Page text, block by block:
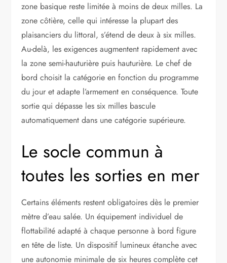
zone basique reste limitée à moins de deux milles. La
zone côtière, celle qui intéresse la plupart des
plaisanciers du littoral, s’étend de deux à six milles.
Au-delà, les exigences augmentent rapidement avec
la zone semi-hauturière puis hauturière. Le chef de
bord choisit la catégorie en fonction du programme
du jour et adapte l’armement en conséquence. Toute
sortie qui dépasse les six milles bascule
automatiquement dans une catégorie supérieure.
Le socle commun à
toutes les sorties en mer
Certains éléments restent obligatoires dès le premier
mètre d’eau salée. Un équipement individuel de
flottabilité adapté à chaque personne à bord figure
en tête de liste. Un dispositif lumineux étanche avec
une autonomie minimale de six heures complète cet